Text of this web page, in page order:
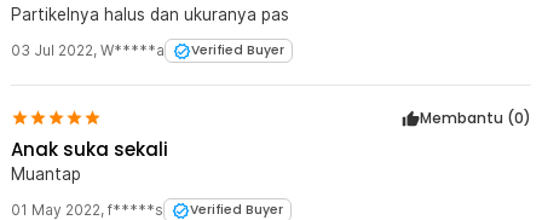
Partikelnya halus dan ukuranya pas
03 Jul 2022, W*****a Verified Buyer
Membantu (0)
Anak suka sekali
Muantap
01 May 2022, f*****s Verified Buyer